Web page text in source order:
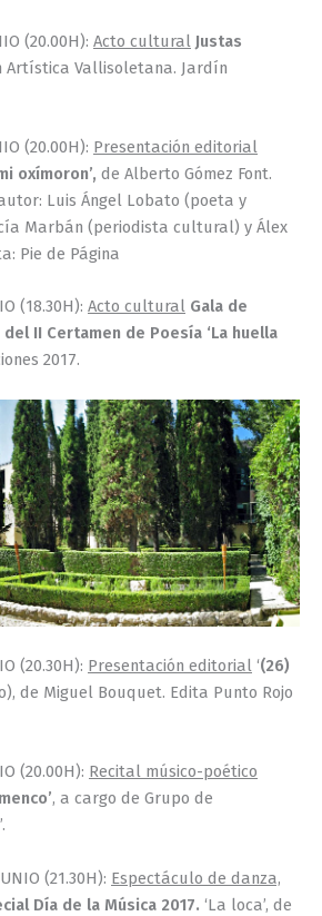
(20.00H): Acto cultural Justas
Artística Vallisoletana. Jardín
(20.00H): Presentación editorial
oxímoron’, de Alberto Gómez Font.
Luis Ángel Lobato (poeta y
Marbán (periodista cultural) y Álex
Pie de Página
(18.30H): Acto cultural Gala de
II Certamen de Poesía ‘La huella
2017.
(20.30H): Presentación editorial ‘(26)
de Miguel Bouquet. Edita Punto Rojo
(20.00H): Recital músico-poético
, a cargo de Grupo de
(21.30H): Espectáculo de danza,
Día de la Música 2017. ‘La loca’, de